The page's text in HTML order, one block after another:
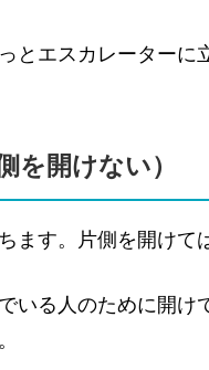
とエスカレーターに
を開けない）
ます。片側を開けて
いる人のために開